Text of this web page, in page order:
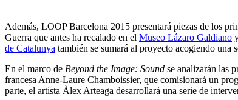
Además, LOOP Barcelona 2015 presentará piezas de los
Guerra que antes ha recalado en el Museo Lázaro Galdiano
de Catalunya también se sumará al proyecto acogiendo una
En el marco de Beyond the Image: Sound se analizarán las
francesa Anne-Laure Chamboissier, que comisionará un
parte, el artista Àlex Arteaga desarrollará una serie de